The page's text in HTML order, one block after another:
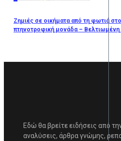
Ζημιές σε οικήματα από τη φωτιά
πτηνοτροφική μονάδα – Βελτιωμένη
Εδώ θα βρείτε ειδήσεις από
αναλύσεις, άρθρα γνώμης,